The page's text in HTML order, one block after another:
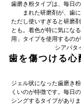
歯磨き粉タイプは、毎日
まれた研磨剤が、歯
ただし使いすぎると研磨
とも。着色が特に気にな
用」タイプを使用するの
シアパタ
歯を傷つける心
ジェル状になった歯磨き
くいのが特徴です。毎日
シングするタイプがあり